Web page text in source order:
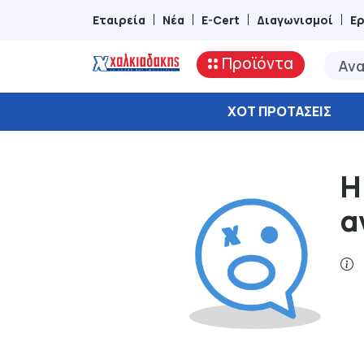
Εταιρεία Νέα E-Cert Διαγωνισμοί
Προϊόντα
ΧΟΤ ΠΡΟΤΆΣΕΙΣ